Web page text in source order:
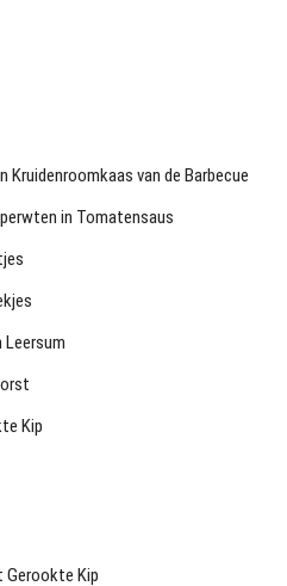
Kruidenroomkaas van de Barbecue
in Tomatensaus
Leersum
Kip
Gerookte Kip